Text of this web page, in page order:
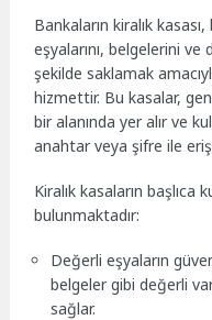
Bankaların kiralık
eşyalarını, belgelerini ve
şekilde saklamak
hizmettir. Bu kasalar,
bir alanında yer alır ve
anahtar veya şifre ile
Kiralık kasaların başlıca
bulunmaktadır:
Değerli eşyaların
belgeler gibi değerli
sağlar.